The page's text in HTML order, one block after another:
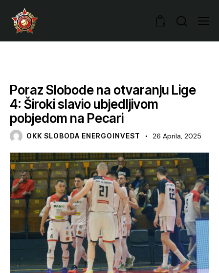
0
Poraz Slobode na otvaranju Lige
4: Široki slavio ubjedljivom
pobjedom na Pecari
OKK SLOBODA ENERGOINVEST 26 Aprila, 2025